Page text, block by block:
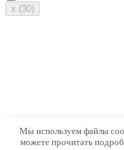
x (30)
Мы используем файлы
можете прочитать